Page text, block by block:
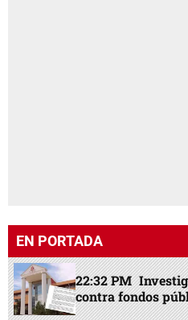
EN PORTADA
22:32 PM
contra fondos